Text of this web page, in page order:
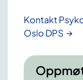
Kontakt
Oslo DPS